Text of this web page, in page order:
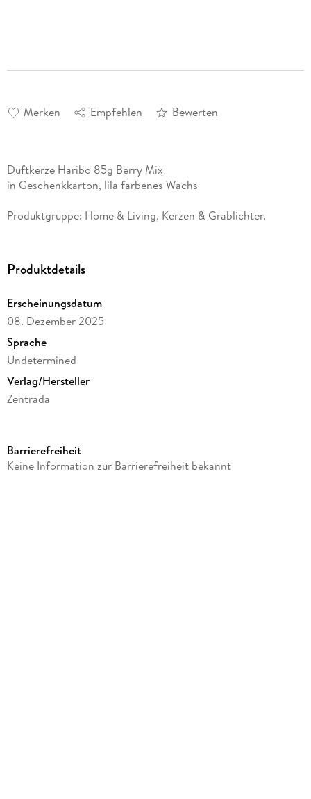
Merken Empfehlen Bewerten
Duftkerze Haribo 85g Berry Mix
in Geschenkkarton, lila farbenes Wachs
Produktgruppe: Home & Living, Kerzen & Grablichter.
Produktdetails
Erscheinungsdatum
08. Dezember 2025
Sprache
Undetermined
Verlag/Hersteller
Zentrada
Gewicht
Barrierefreiheit
Keine Information zur Barrierefreiheit bekannt